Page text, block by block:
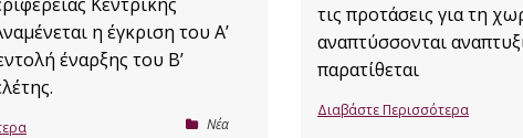
η έγκριση του Α’
έναρξης του Β’
Nέα
τις προτάσεις για τη
αναπτύσσονται
παρατίθεται
Διαβάστε Περισσότερα